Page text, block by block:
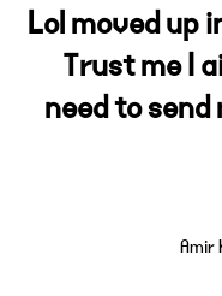
Lol moved up
Trust me I
need to